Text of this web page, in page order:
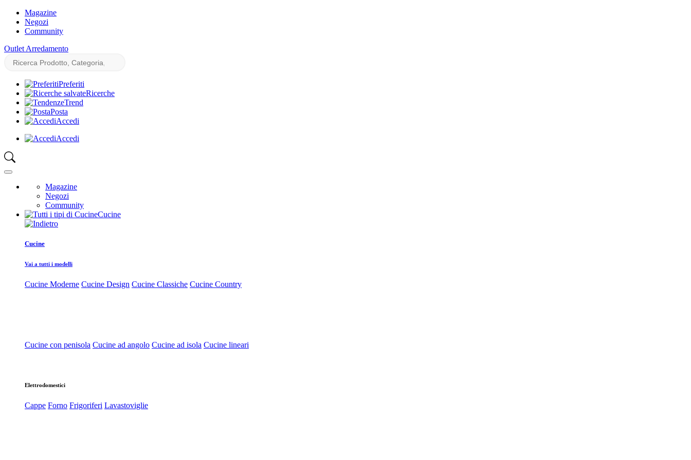
Magazine
Negozi
Community
Outlet Arredamento
Preferiti
Ricerche
Trend
Posta
Accedi
Accedi
Magazine
Negozi
Community
Cucine
Cucine
Vai a tutti i modelli
Cucine Moderne Cucine Design Cucine Classiche Cucine Country
Cucine con penisola Cucine ad angolo Cucine ad isola Cucine lineari
Elettrodomestici
Cappe Forno Frigoriferi Lavastoviglie